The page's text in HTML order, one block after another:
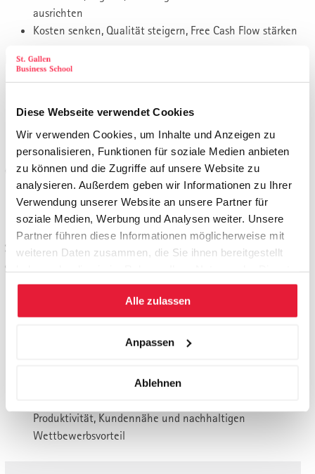
Diese Webseite verwendet Cookies
Wir verwenden Cookies, um Inhalte und Anzeigen zu
personalisieren, Funktionen für soziale Medien anbieten
zu können und die Zugriffe auf unsere Website zu
analysieren. Außerdem geben wir Informationen zu Ihrer
Verwendung unserer Website an unsere Partner für
soziale Medien, Werbung und Analysen weiter. Unsere
Partner führen diese Informationen möglicherweise mit
weiteren Daten zusammen, die Sie ihnen bereitgestellt
gesammelt haben.
Alle zulassen
Anpassen
Ablehnen
ausrichten
Kosten senken, Qualität steigern, Free Cash Flow stärken
Leadership, Kultur und Entscheidungsqualität
Verantwortung sichern
Transformation führen
Governance und Transformation
Risiken, Ethik, Compliance und Kontrolle im
Führungssystem verankern
Spitzenleistung in Zeiten von Unsicherheit, KI und
geopolitischem Wandel
Was Unternehmen robust macht: strategische
Wie Führungskräfte Instabilität, Disruption und neue
Produktivität, Kundennähe und nachhaltigen
Wettbewerbsvorteil